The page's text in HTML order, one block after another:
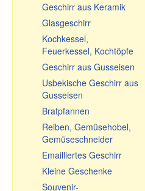
Geschirr aus Keramik
Glasgeschirr
Kochkessel,
Feuerkessel, Kochtöpfe
Geschirr aus Gusseisen
Usbekische Geschirr aus
Gusseisen
Bratpfannen
Reiben, Gemüsehobel,
Gemüseschneider
Emailliertes Geschirr
Kleine Geschenke
Souvenir-